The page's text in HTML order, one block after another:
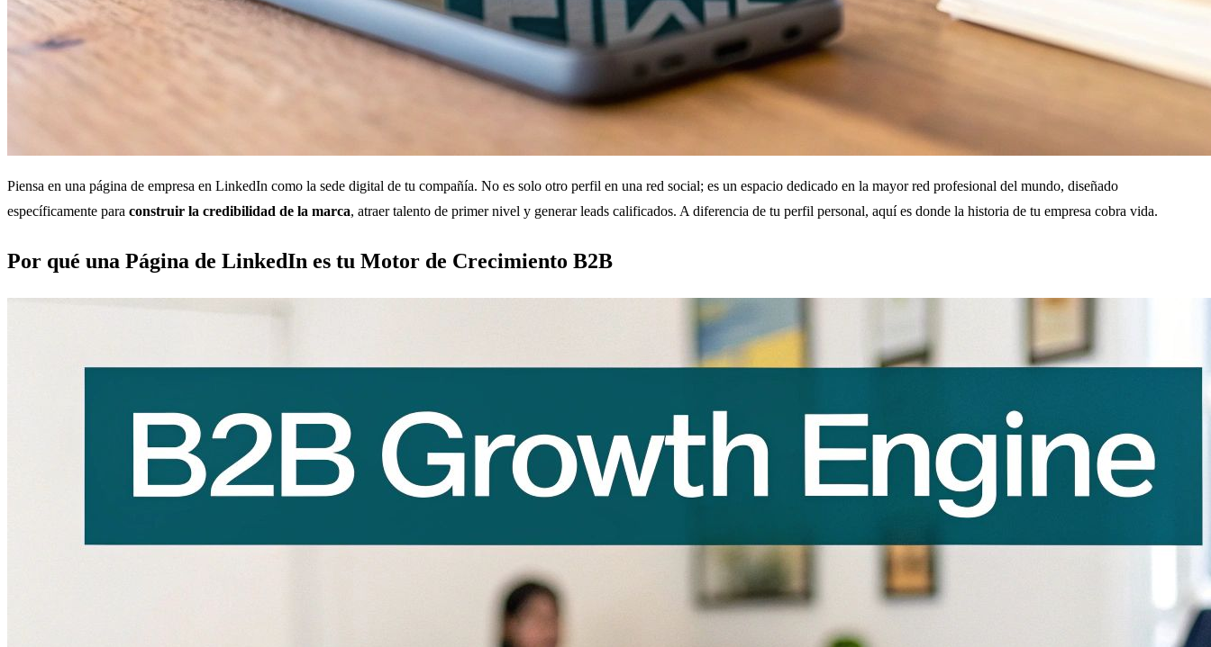
Piensa en una página de empresa en LinkedIn como la sede digital de tu compañía. No es solo otro perfil en una red social; es un espacio dedicado en la mayor red profesional del mundo, diseñado
específicamente para construir la credibilidad de la marca, atraer talento de primer nivel y generar leads calificados. A diferencia de tu perfil personal, aquí es donde la historia de tu empresa cobra vida.
Por qué una Página de LinkedIn es tu Motor de Crecimiento B2B